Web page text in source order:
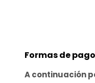
Formas de
A continuación